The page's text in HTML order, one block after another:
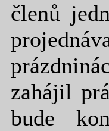
členů
zahájil
bude